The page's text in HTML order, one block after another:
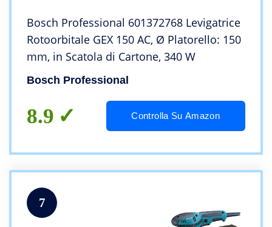
Bosch Professional 601372768 Levigatrice
Rotoorbitale GEX 150 AC, Ø Platorello: 150
mm, in Scatola di Cartone, 340 W
Bosch Professional
8.9 Controlla Su Amazon
7